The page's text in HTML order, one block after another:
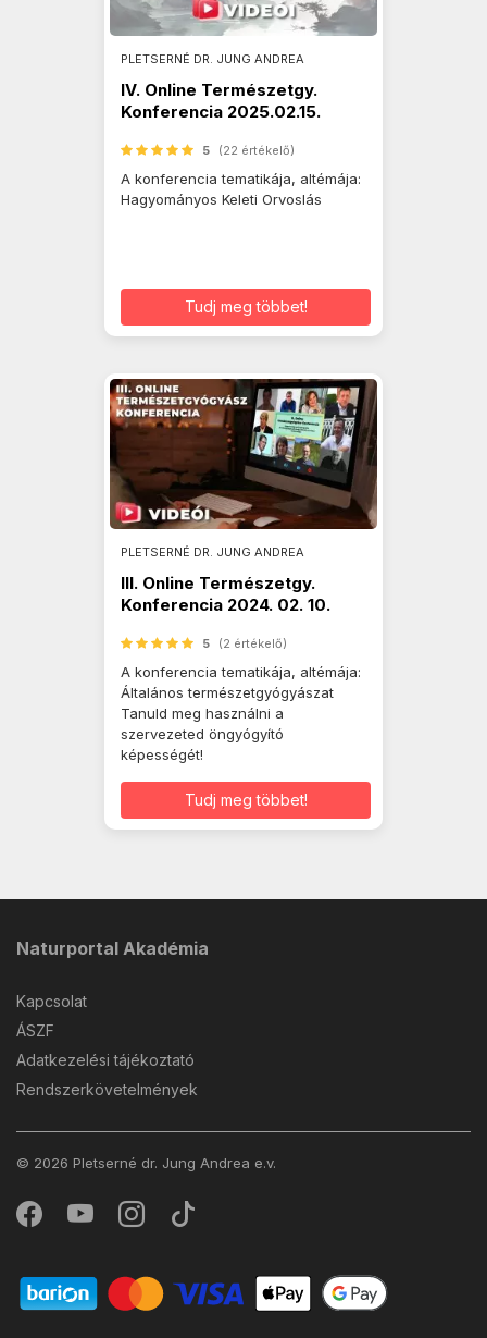
PLETSERNÉ DR. JUNG ANDREA
IV. Online Természetgy.
Konferencia 2025.02.15.
5 (22 értékelő)
A konferencia tematikája, altémája:
Hagyományos Keleti Orvoslás
Tudj meg többet!
PLETSERNÉ DR. JUNG ANDREA
III. Online Természetgy.
Konferencia 2024. 02. 10.
5 (2 értékelő)
A konferencia tematikája, altémája:
Általános természetgyógyászat
Tanuld meg használni a
szervezeted öngyógyító
képességét!
Tudj meg többet!
Naturportal Akadémia
Kapcsolat
ÁSZF
Adatkezelési tájékoztató
Rendszerkövetelmények
© 2026 Pletserné dr. Jung Andrea e.v.